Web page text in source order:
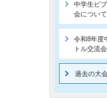
中学生ビ
会について
令和8年度
トル交流会
過去の大